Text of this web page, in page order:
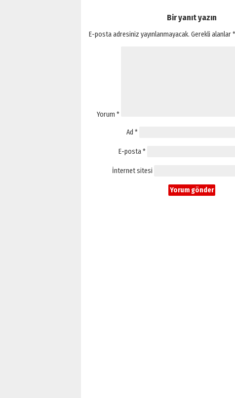
Bir yanıt yazın
E-posta adresiniz yayınlanmayacak. Gerekli alanlar*
Yorum *
Ad *
E-posta*
İnternet sitesi